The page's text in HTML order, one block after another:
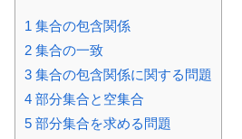
1 集合の包含関係
2 集合の一致
3 集合の包含関係に関する問題
4 部分集合と空集合
5 部分集合を求める問題